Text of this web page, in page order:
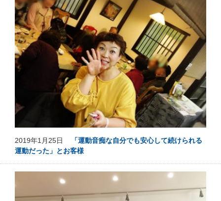
2019年1月25日
「運動音痴な自分でも安心して続けられる
運動だった」とお客様